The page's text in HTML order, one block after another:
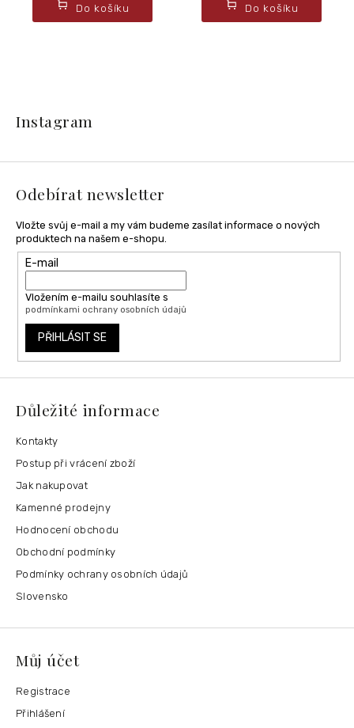
Do košíku Do košíku
t
Instagram
Odebírat newsletter
Vložte svůj e-mail a my vám budeme zasílat informace o nových
produktech na našem e-shopu.
E-mail
Vložením e-mailu souhlasíte s
podmínkami ochrany osobních údajů
PŘIHLÁSIT SE
Důležité informace
Kontakty
Postup při vrácení zboží
Jak nakupovat
Kamenné prodejny
Hodnocení obchodu
Obchodní podmínky
Podmínky ochrany osobních údajů
Slovensko
Můj účet
Registrace
Přihlášení